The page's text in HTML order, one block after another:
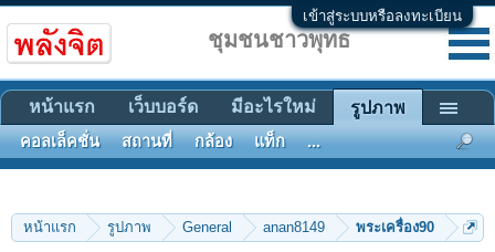
เข้าสู่ระบบหรือลงทะเบียน
หน้าแรก รูปภาพ General anan8149 พระเครื่อง90
ชุมชนชาวพุทธ
หน้าแรก เว็บบอร์ด มีอะไรใหม่ รูปภาพ
คอลเล็คชั่น สถานที่ กล้อง แท็ก ...